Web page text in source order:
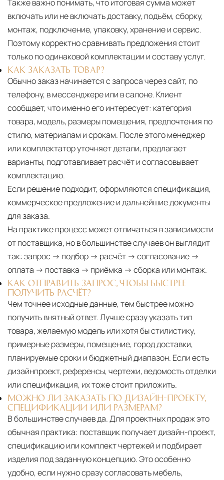
Также важно понимать, что итоговая сумма может
включать или не включать доставку, подъём, сборку,
монтаж, подключение, упаковку, хранение и сервис.
Поэтому корректно сравнивать предложения стоит
только по одинаковой комплектации и составу услуг.
КАК ЗАКАЗАТЬ ТОВАР?
Обычно заказ начинается с запроса через сайт, по
телефону, в мессенджере или в салоне. Клиент
сообщает, что именно его интересует: категория
товара, модель, размеры помещения, предпочтения по
стилю, материалам и срокам. После этого менеджер
или комплектатор уточняет детали, предлагает
варианты, подготавливает расчёт и согласовывает
комплектацию.
Если решение подходит, оформляются спецификация,
коммерческое предложение и дальнейшие документы
для заказа.
На практике процесс может отличаться в зависимости
от поставщика, но в большинстве случаев он выглядит
так: запрос → подбор → расчёт → согласование →
оплата → поставка → приёмка → сборка или монтаж.
КАК ОТПРАВИТЬ ЗАПРОС, ЧТОБЫ БЫСТРЕЕ
ПОЛУЧИТЬ РАСЧЁТ?
Чем точнее исходные данные, тем быстрее можно
получить внятный ответ. Лучше сразу указать тип
товара, желаемую модель или хотя бы стилистику,
примерные размеры, помещение, город доставки,
планируемые сроки и бюджетный диапазон. Если есть
дизайнпроект, референсы, чертежи, ведомость отделки
или спецификация, их тоже стоит приложить.
МОЖНО ЛИ ЗАКАЗАТЬ ПО ДИЗАЙН-ПРОЕКТУ,
СПЕЦИФИКАЦИИ ИЛИ РАЗМЕРАМ?
В большинстве случаев да. Для проектных продаж это
обычная практика: поставщик получает дизайн-проект,
спецификацию или комплект чертежей и подбирает
изделия под заданную концепцию. Это особенно
удобно, если нужно сразу согласовать мебель,